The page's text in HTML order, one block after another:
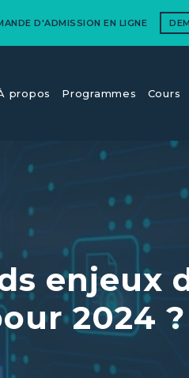
D'ADMISSION EN LIGNE
propos Programmes Cours​
enjeux
2024 ?